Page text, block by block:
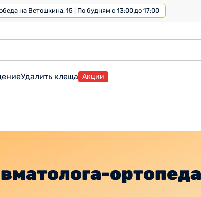
на Ветошкина, 15 | По будням с 13:00 до 17:00
Удалить клеща Акции
ортопеда